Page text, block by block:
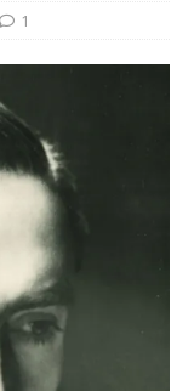
1